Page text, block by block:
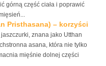
górną część ciała i poprawić
Pristhasana) – korzyści
jaszczurki, znana jako Utthan
asana, która nie tylko
mięśnie dolnej części